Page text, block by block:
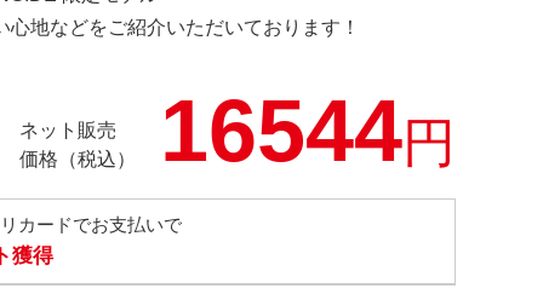
地などをご紹介いただいております！
ネット販売
価格（税込）
16544円
カードでお支払いで
獲得